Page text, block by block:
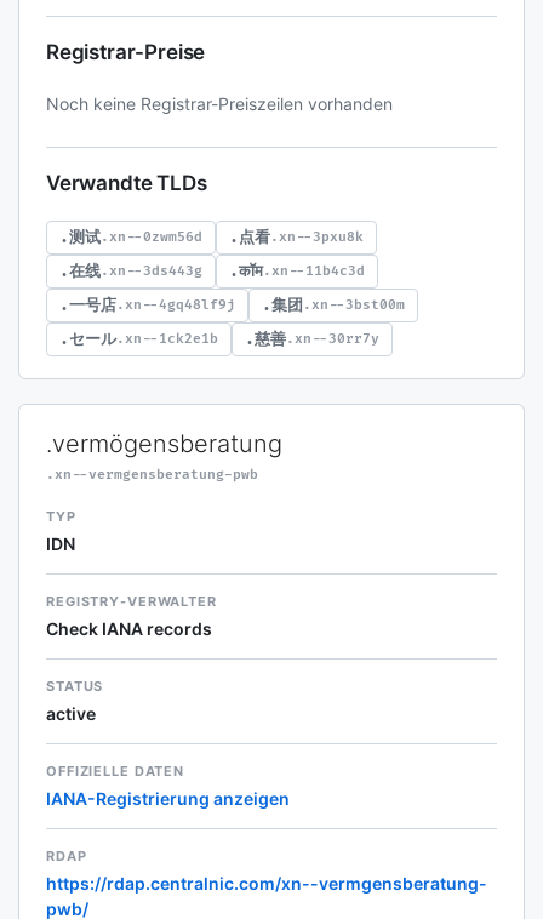
Registrar-Preise
Noch keine Registrar-Preiszeilen vorhanden
Verwandte TLDs
.测试.xn--0zwm56d .点看.xn--3pxu8k
.在线.xn--3ds443g .कॉम.xn--11b4c3d
.一号店.xn--4gq48lf9j .集团 .xn--3bst00m
.セール.xn--1ck2e1b .慈善.xn--30rr7y
.vermögensberatung
.xn--vermgensberatung-pwb
TYP
IDN
REGISTRY-VERWALTER
Check IANA records
STATUS
active
OFFIZIELLE DATEN
IANA-Registrierung anzeigen
RDAP
https://rdap.centralnic.com/xn--vermgensberatung-
pwb/